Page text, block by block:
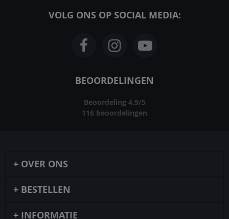
VOLG ONS OP SOCIAL MEDIA:
BEOORDELINGEN
Beoordeling 4.9/5
116 beoordelingen
OVER ONS
BESTELLEN
INFORMATIE